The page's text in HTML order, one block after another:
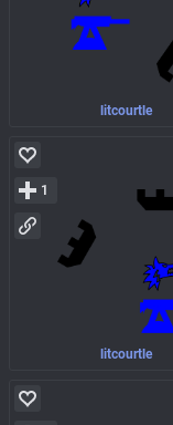
litcourtle
litcourtle
1